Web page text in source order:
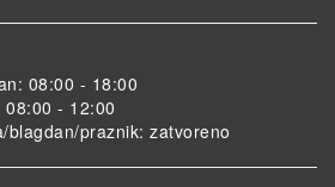
08:00 - 18:00
- 12:00
blagdan/praznik: zatvoreno